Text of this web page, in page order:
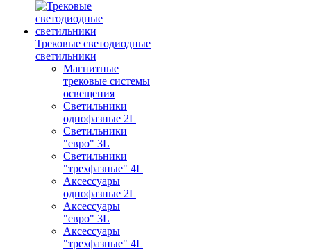
Трековые светодиодные
светильники
Магнитные
трековые системы
освещения
Светильники
однофазные 2L
Светильники
"евро" 3L
Светильники
"трехфазные" 4L
Аксессуары
однофазные 2L
Аксессуары
"евро" 3L
Аксессуары
"трехфазные" 4L